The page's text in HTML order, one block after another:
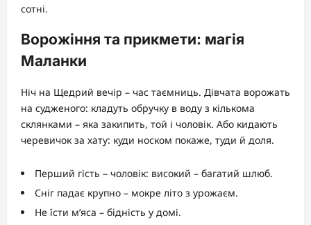
сотні.
Ворожіння та прикмети: магія
Маланки
Ніч на Щедрий вечір – час таємниць. Дівчата ворожать
на судженого: кладуть обручку в воду з кількома
склянками – яка закипить, той і чоловік. Або кидають
черевичок за хату: куди носком покаже, туди й доля.
Перший гість – чоловік: високий – багатий шлюб.
Сніг падає крупно – мокре літо з урожаєм.
Не їсти м’яса – бідність у домі.